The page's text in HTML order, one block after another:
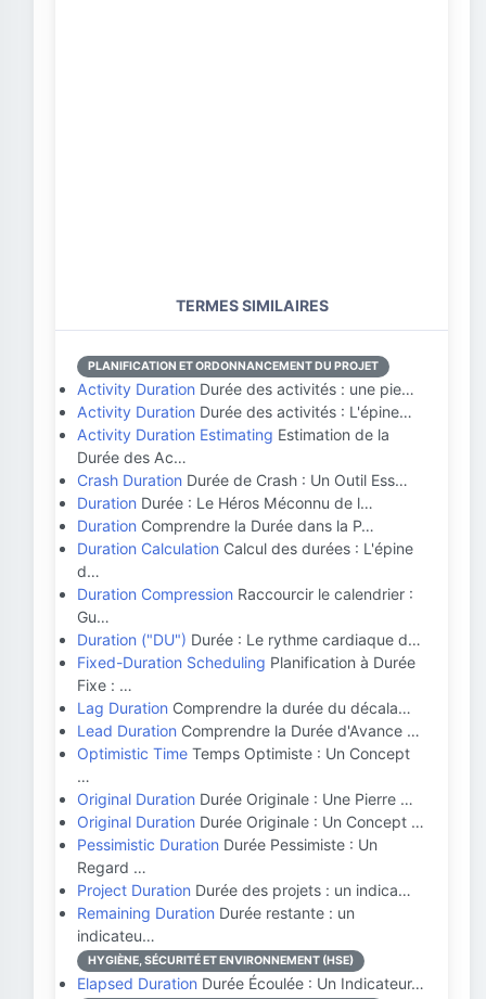
TERMES SIMILAIRES
PLANIFICATION ET ORDONNANCEMENT DU PROJET
Activity Duration Durée des activités : une pie…
Activity Duration Durée des activités : L'épine…
Activity Duration Estimating Estimation de la
Durée des Ac…
Crash Duration Durée de Crash : Un Outil Ess…
Duration Durée : Le Héros Méconnu de l…
Duration Comprendre la Durée dans la P…
Duration Calculation Calcul des durées : L'épine
d…
Duration Compression Raccourcir le calendrier :
Gu…
Duration ("DU") Durée : Le rythme cardiaque d…
Fixed-Duration Scheduling Planification à Durée
Fixe : …
Lag Duration Comprendre la durée du décala…
Lead Duration Comprendre la Durée d'Avance …
Optimistic Time Temps Optimiste : Un Concept
…
Original Duration Durée Originale : Une Pierre …
Original Duration Durée Originale : Un Concept …
Pessimistic Duration Durée Pessimiste : Un
Regard …
Project Duration Durée des projets : un indica…
Remaining Duration Durée restante : un
indicateu…
HYGIÈNE, SÉCURITÉ ET ENVIRONNEMENT (HSE)
Elapsed Duration Durée Écoulée : Un Indicateur…